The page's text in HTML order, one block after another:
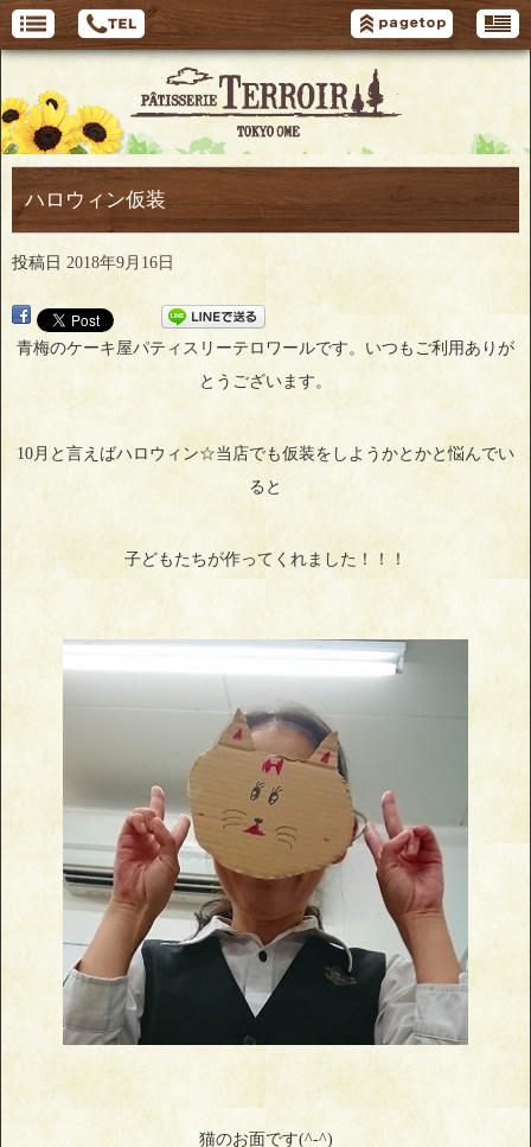
ハロウィン仮装
投稿日 2018年9月16日
青梅のケーキ屋パティスリーテロワールです。いつもご利用ありが
とうございます。
10月と言えばハロウィン☆当店でも仮装をしようかとかと悩んでい
ると
子どもたちが作ってくれました！！！
猫のお面です(^-^)